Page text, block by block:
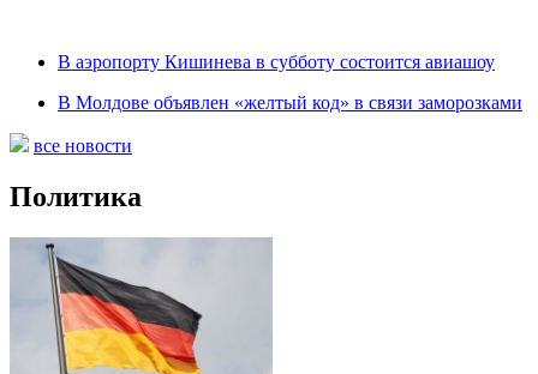
В аэропорту Кишинева в субботу состоится авиашоу
В Молдове объявлен «желтый код» в связи заморозками
все новости
Политика